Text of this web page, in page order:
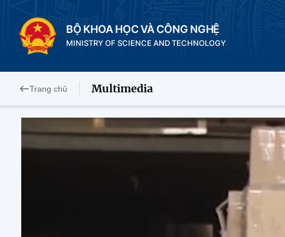
BỘ KHOA HỌC VÀ CÔNG NGHỆ
MINISTRY OF SCIENCE AND TECHNOLOGY
Trang chủ Multimedia